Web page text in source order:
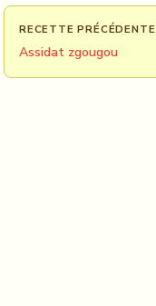
RECETTE PRÉCÉDENTE
Assidat zgougou